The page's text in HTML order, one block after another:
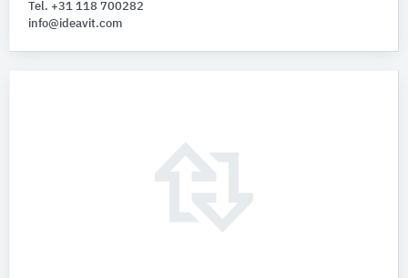
Tel. +31 118 700282
info@ideavit.com